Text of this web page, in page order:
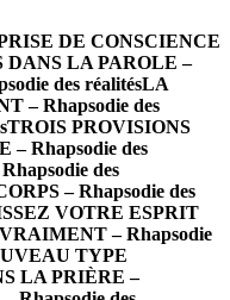
DE CONSCIENCE
DANS LA PAROLE –
des réalitésLA
– Rhapsodie des
TROIS PROVISIONS
Rhapsodie des
des
– Rhapsodie des
VOTRE ESPRIT
– Rhapsodie
TYPE
LA PRIÈRE –